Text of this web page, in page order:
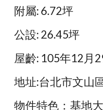
附屬: 6.72坪
公設: 26.45坪
屋齡: 105年12月
地址:台北市文山
物件特色：基地